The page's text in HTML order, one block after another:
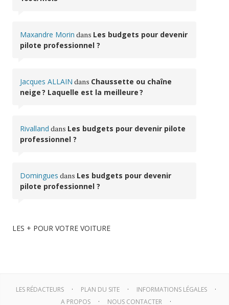
Maxandre Morin dans Les budgets pour devenir
pilote professionnel ?
Jacques ALLAIN dans Chaussette ou chaîne
neige ? Laquelle est la meilleure ?
Rivalland dans Les budgets pour devenir pilote
professionnel ?
Domingues dans Les budgets pour devenir
pilote professionnel ?
LES + POUR VOTRE VOITURE
LES RÉDACTEURS PLAN DU SITE
INFORMATIONS LÉGALES
A PROPOS
NOUS CONTACTER